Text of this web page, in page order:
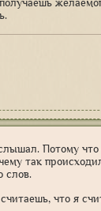
Потому что
так
слов.
что я